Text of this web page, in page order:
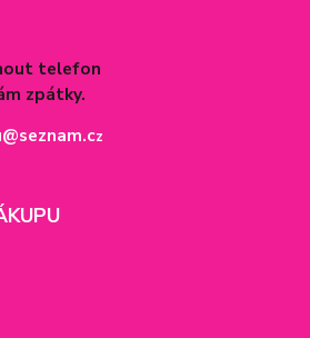
telefon
zpátky.
z